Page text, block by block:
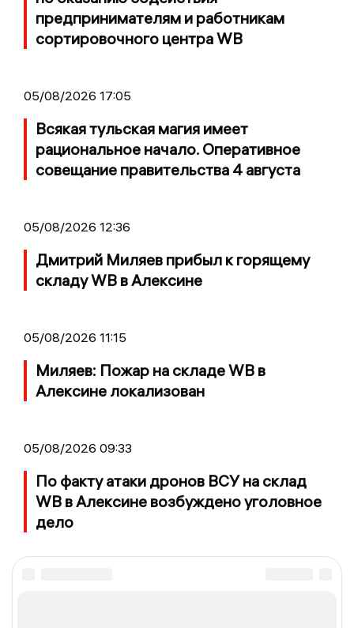
предпринимателям и работникам
сортировочного центра WB
05/08/2026 17:05
Всякая тульская магия имеет
рациональное начало. Оперативное
совещание правительства 4 августа
05/08/2026 12:36
Дмитрий Миляев прибыл к горящему
складу WB в Алексине
05/08/2026 11:15
Миляев: Пожар на складе WB в
Алексине локализован
05/08/2026 09:33
По факту атаки дронов ВСУ на склад
WB в Алексине возбуждено уголовное
дело